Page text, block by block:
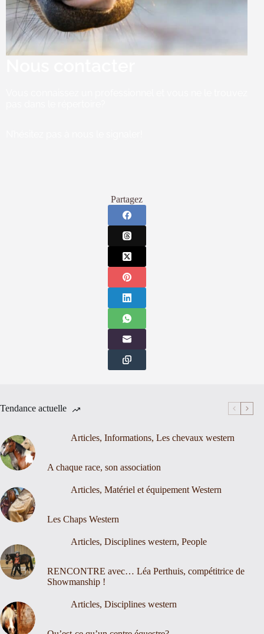
Partagez
Tendance actuelle
Articles, Informations, Les chevaux western
A chaque race, son association
Articles, Matériel et équipement Western
Les Chaps Western
Articles, Disciplines western, People
RENCONTRE avec… Léa Perthuis, compétitrice de
Showmanship !
Articles, Disciplines western